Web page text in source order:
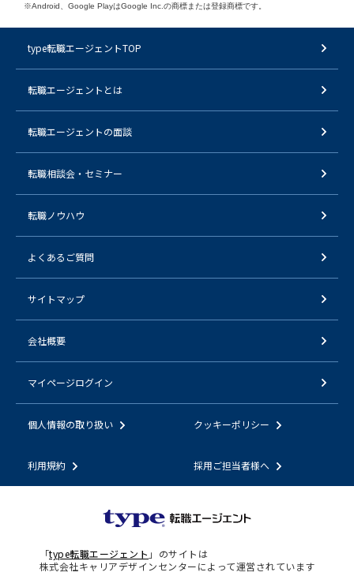
※Android、Google PlayはGoogle Inc.の商標または登録商標です。
type転職エージェントTOP
転職エージェントとは
転職エージェントの面談
転職相談会・セミナー
転職ノウハウ
よくあるご質問
サイトマップ
会社概要
マイページログイン
個人情報の取り扱い クッキーポリシー
利用規約 採用ご担当者様へ
「type転職エージェント 」のサイトは
株式会社キャリアデザインセンターによって運営されています